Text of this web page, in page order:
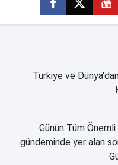
Türkiye ve
Günün Tüm
gündeminde yer alan